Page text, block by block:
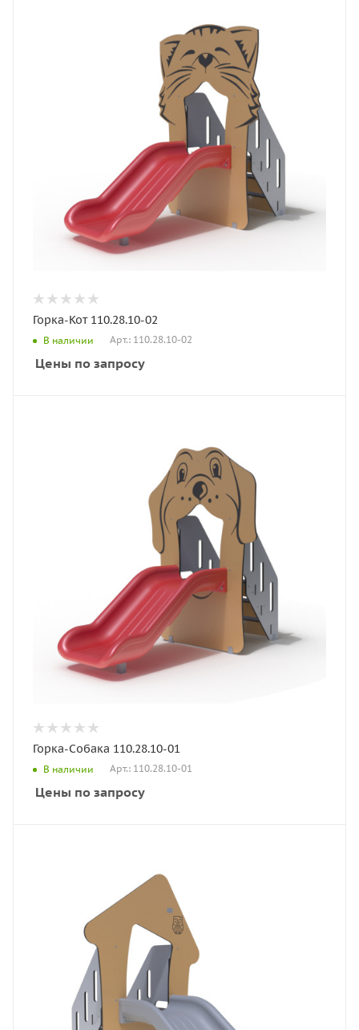
Горка-Кот 110.28.10-02
В наличии Арт.: 110.28.10-02
Цены по запросу
Горка-Собака 110.28.10-01
В наличии Арт.: 110.28.10-01
Цены по запросу